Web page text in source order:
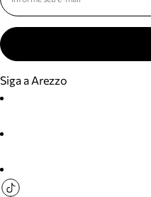
Siga a Arezzo